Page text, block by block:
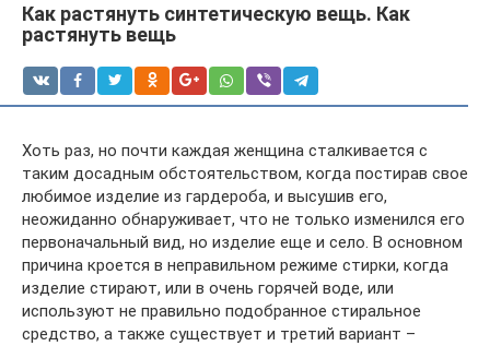
Как растянуть синтетическую вещь. Как
растянуть вещь
Хоть раз, но почти каждая женщина сталкивается с
таким досадным обстоятельством, когда постирав свое
любимое изделие из гардероба, и высушив его,
неожиданно обнаруживает, что не только изменился его
первоначальный вид, но изделие еще и село. В основном
причина кроется в неправильном режиме стирки, когда
изделие стирают, или в очень горячей воде, или
используют не правильно подобранное стиральное
средство, а также существует и третий вариант –